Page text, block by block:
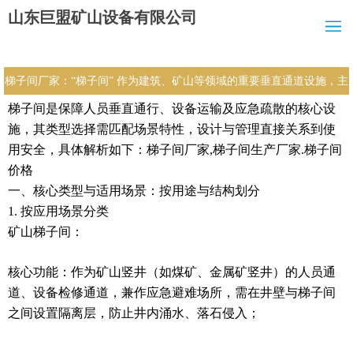
山东巨盟矿山设备有限公司
梯子间厂家：“梯子间” 作为建筑、矿山等领域的重要垂直通道设施，主
要有哪些类型？不同场景下的设计需遵循哪些规范？日常安全管理与维
护又有哪些关键要点？
梯子间是保障人员垂直通行、设备运输及应急疏散的核心设
施，其类型选择需匹配场景特性，设计与管理直接关系到使
用安全，具体解析如下：梯子间厂家,梯子间生产厂家.梯子间
价格
一、核心类型与适用场景：按用途与结构划分
1. 按应用场景分类
矿山梯子间：
核心功能：作为矿山竖井（如煤矿、金属矿竖井）的人员通
道、设备检修通道，兼作应急避难场所，需在井壁与梯子间
之间设置隔离层，防止井内涌水、落石侵入；